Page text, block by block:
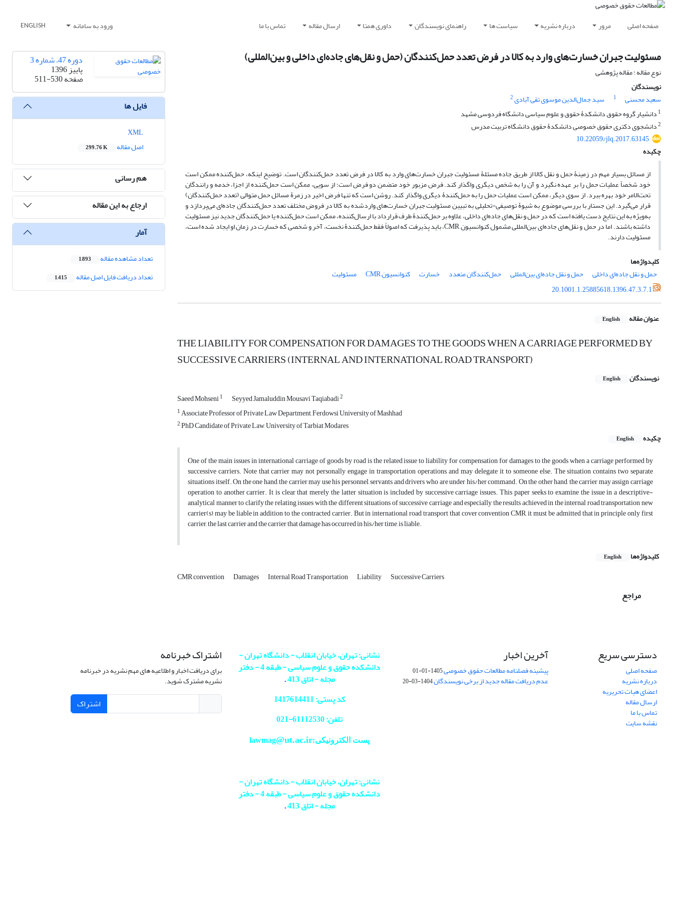
صفحه اصلی مرور درباره نشریه سیاست ها راهنمای نویسندگان داوری همتا ارسال مقاله تماس با ما ورود به سامانه ENGLISH
مسئولیت جبران خسارت‌های وارد به کالا در فرض تعدد حمل‌کنندگان (حمل و نقل‌های جاده‌ای داخلی و بین‌المللی)
نوع مقاله : مقاله پژوهشی
نویسندگان
سعید محسنی
1 سید جمال‌الدین موسوی تقی آبادی2
1 دانشیار گروه حقوق دانشکدۀ حقوق و علوم سیاسی دانشگاه فردوسی مشهد
2دانشجوی دکتری حقوق خصوصی دانشکدۀ حقوق دانشگاه تربیت مدرس
10.22059/jlq.2017.63145
چکیده
از مسائل بسیار مهم در زمینۀ حمل و نقل کالا از طریق جاده مسئلۀ مسئولیت جبران خسارت‌های وارد به کالا در فرض تعدد حمل‌کنندگان است. توضیح اینکه، حمل‌کننده ممکن است
خود شخصاً عملیات حمل را بر عهده نگیرد و آن را به شخص دیگری واگذار کند. فرض مزبور خود متضمن دو فرض است؛ از سویی، ممکن است حمل‌کننده از اجزا، خدمه و رانندگان
تحت‌الامر خود بهره ببرد. از سوی دیگر، ممکن است عملیات حمل را به حمل‌کنندۀ دیگری واگذار کند. روشن است که تنها فرض اخیر در زمرۀ مسائل حمل متوالی (تعدد حمل‌کنندگان)
قرار می‌گیرد. این جستار با بررسی موضوع به شیوۀ توصیفی-تحلیلی به تبیین مسئولیت جبران خسارت‌های واردشده به کالا در فروض مختلف تعدد حمل‌کنندگان‌ جاده‌ای می‌پردازد و
به‌ویژه به این نتایج دست‌ یافته است که در حمل و نقل‌های جاده‌ای داخلی، علاوه بر حمل‌کنندۀ طرف قرارداد با ارسال‌کننده، ممکن است حمل‌کننده یا حمل‌کنندگان جدید نیز مسئولیت
داشته باشند. اما در حمل‌ و نقل‌های جاده‌ای بین‌المللی مشمول کنوانسیون CMR، باید پذیرفت که اصولاً فقط حمل‌کنندۀ نخست، آخر و شخصی که خسارت در زمان او ایجاد شده است،
مسئولیت دارند.
کلیدواژه‌ها
حمل و نقل جاده‌ای داخلی
حمل و نقل جاده‌ای بین‌المللی حمل‌کنندگان متعدد خسارت کنوانسیون CMR
مسئولیت
20.1001.1.25885618.1396.47.3.7.1
عنوان مقاله English
THE LIABILITY FOR COMPENSATION FOR DAMAGES TO THE GOODS WHEN A CARRIAGE PERFORMED BY
SUCCESSIVE CARRIERS (INTERNAL AND INTERNATIONAL ROAD TRANSPORT)
نویسندگان English
Saeed Mohseni1 Seyyed Jamaluddin Mousavi Taqiabadi2
1Associate Professor of Private Law Department, Ferdowsi University of Mashhad
2PhD Candidate of Private Law, University of Tarbiat Modares
چکیده
English
One of the main issues in international carriage of goods by road is the related issue to liability for compensation for damages to the goods when a carriage performed by
successive carriers. Note that carrier may not personally engage in transportation operations, and may delegate it to someone else. The situation contains two separate
situations itself. On the one hand, the carrier may use his personnel, servants and drivers who are under his/her command. On the other hand, the carrier may assign carriage
operation to another carrier. It is clear that merely the latter situation is included by successive carriage issues. This paper seeks to examine the issue in a descriptive-
analytical manner to clarify the relating issues with the different situations of successive carriage and especially the results achieved in the internal road transportation new
carrier(s) may be liable in addition to the contracted carrier. But in international road transport that cover convention CMR, it must be admitted that in principle only first
carrier, the last carrier and the carrier that damage has occurred in his/her time, is liable.
کلیدواژه‌ها English
CMR convention Damages Internal Road Transportation Liability Successive Carriers
مراجع
دوره 47، شماره 3
پاییز 1396
صفحه511-530
فایل ها
اصل مقاله
299.76 K
هم رسانی
ارجاع به این مقاله
آمار
تعداد مشاهده مقاله 1,893
تعداد دریافت فایل اصل مقاله 1,415
دسترسی سریع
صفحه اصلی
درباره نشریه
اعضای هیات تحریریه
ارسال مقاله
تماس با ما
نقشه سایت
آخرین اخبار
پیشینه فصلنامه مطالعات حقوق خصوصی1405-01-01
عدم دریافت مقاله جدید از برخی نویسندگان1404-03-20
نشانی: تهران، خیابان انقلاب - دانشگاه تهران -
دانشکده حقوق و علوم سیاسی - طبقه 4 - دفتر
مجله - اتاق 413
.
کد پستی: 1417614411
تلفن: 61112530-
021
پست الکترونیکی:lawmag@ut.ac.ir
نشانی: تهران، خیابان انقلاب - دانشگاه تهران -
دانشکده حقوق و علوم سیاسی - طبقه 4 - دفتر
مجله - اتاق 413
.
اشتراک خبرنامه
برای دریافت اخبار و اطلاعیه های مهم نشریه در خبرنامه
نشریه مشترک شوید.
اشتراک